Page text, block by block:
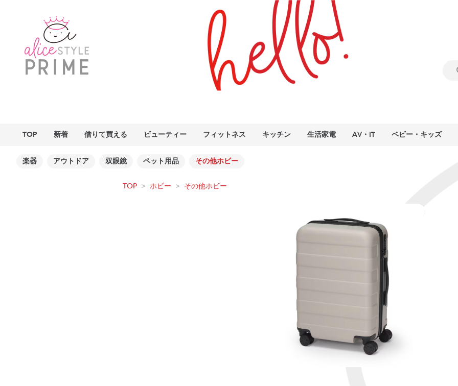
TOP 新着 借りて買える ビューティー フィットネス キッチン 生活家電 AV・IT ベビー・キッズ
楽器 アウトドア 双眼鏡 ペット用品 その他ホビー
TOP > ホビー > その他ホビー